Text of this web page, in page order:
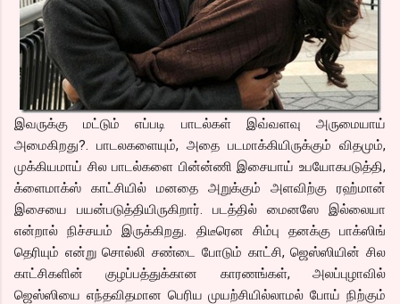
இவருக்கு மட்டும் எப்படி பாடல்கள் இவ்வளவு அருமையாய்
அமைகிறது?. பாடலகளையும், அதை படமாக்கியிருக்கும் விதமும்,
முக்கியமாய் சில பாடல்களை பின்ன்ணி இசையாய் உபயோகபடுத்தி,
க்ளைமாக்ஸ் காட்சியில் மனதை அறுக்கும் அளவிற்கு ரஹ்மான்
இசையை பயன்படுத்தியிருகிறார். படத்தில் மைனஸே இல்லையா
என்றால் நிச்சயம் இருக்கிறது. திடீரென சிம்பு தனக்கு பாக்ஸிங்
தெரியும் என்று சொல்லி சண்டை போடும் காட்சி, ஜெஸ்ஸியின் சில
காட்சிகளின் குழப்பத்துக்கான காரணங்கள், அலப்புழாவில்
ஜெஸ்ஸியை எந்தவிதமான பெரிய முயற்சியில்லாமல் போய் நிற்கும்